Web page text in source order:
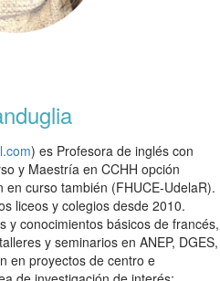
) es Profesora de inglés con
y Maestría en CCHH opción
curso también (FHUCE-UdelaR).
liceos y colegios desde 2010.
y conocimientos básicos de francés,
y seminarios en ANEP, DGES,
en proyectos de centro e